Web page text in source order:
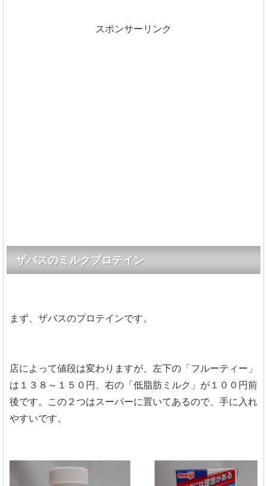
スポンサーリンク
ザバスのミルクプロテイン
まず、ザバスのプロテインです。
店によって値段は変わりますが、左下の「フルーティー」
は１３８～１５０円、右の「低脂肪ミルク」が１００円前
後です。この２つはスーパーに置いてあるので、手に入れ
やすいです。